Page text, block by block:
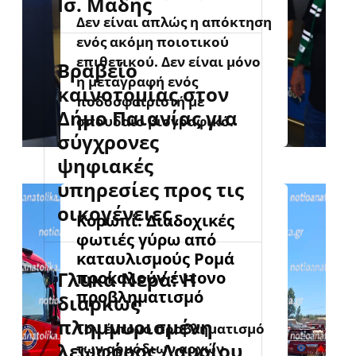
Δεν είναι απλώς η απόκτηση
ενός ακόμη ποιοτικού
επιθετικού. Δεν είναι μόνο
η μεταγραφή ενός
ποδοσφαιριστή με
σπουδαίο βιογραφικό.
Κορωπί: Διαδοχικές
φωτιές γύρω από
καταυλισμούς Ρομά
προκαλούν έντονο
προβληματισμό
Τον έντονο προβληματισμό
των αρμόδιων αρχών
Βραβείο
καινοτομίας στον
Δήμο Παιανίας για
σύγχρονες
ψηφιακές
υπηρεσίες προς τις
οικογένειες
Γλυκά Νερά: Η
διαρκώς
πλημμυρισμένη
λεωφόρος Λαυρίου